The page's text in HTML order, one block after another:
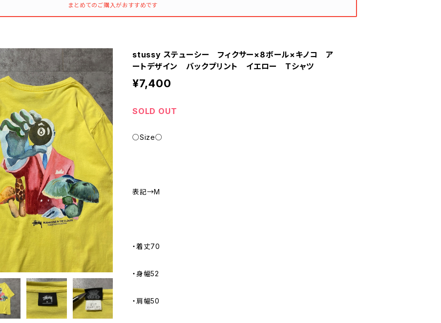
まとめてのご購入がおすすめです
stussy ステューシー フィクサー×8ボール×キノコ ア
ートデザイン バックプリント イエロー Tシャツ
¥7,400
SOLD OUT
○Size○
表記→M
・着丈70
・身幅52
・肩幅50